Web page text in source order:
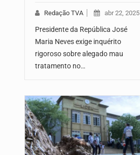
Redação TVA abr 22, 2025
Presidente da República José
Maria Neves exige inquérito
rigoroso sobre alegado mau
tratamento no…